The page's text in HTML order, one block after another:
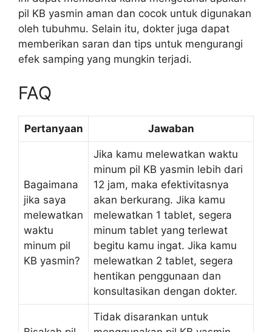
pil KB yasmin aman dan cocok untuk digunakan
oleh tubuhmu. Selain itu, dokter juga dapat
memberikan saran dan tips untuk mengurangi
efek samping yang mungkin terjadi.
FAQ
Pertanyaan Jawaban
Bagaimana
jika saya
melewatkan
waktu
minum pil
KB yasmin?
Jika kamu melewatkan waktu
minum pil KB yasmin lebih dari
12 jam, maka efektivitasnya
akan berkurang. Jika kamu
melewatkan 1 tablet, segera
minum tablet yang terlewat
begitu kamu ingat. Jika kamu
melewatkan 2 tablet, segera
hentikan penggunaan dan
konsultasikan dengan dokter.
Tidak disarankan untuk